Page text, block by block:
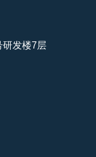
研发楼7层